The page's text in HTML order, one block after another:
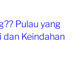
Pulau yang
Keindahan